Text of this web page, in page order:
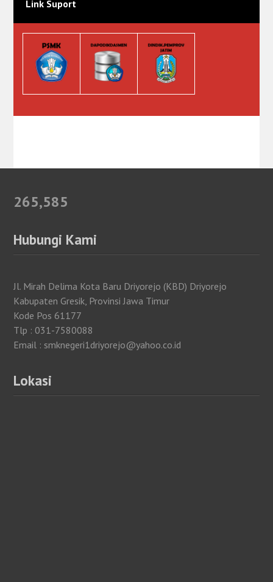
Link Suport
265,585
Hubungi Kami
Jl. Mirah Delima Kota Baru Driyorejo (KBD) Driyorejo
Kabupaten Gresik, Provinsi Jawa Timur
Kode Pos 61177
Tlp : 031-7580088
Email : smknegeri1driyorejo@yahoo.co.id
Lokasi